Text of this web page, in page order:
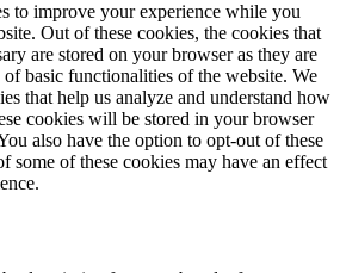
to improve your experience while you
Out of these cookies, the cookies that
are stored on your browser as they are
basic functionalities of the website. We
that help us analyze and understand how
cookies will be stored in your browser
also have the option to opt-out of these
some of these cookies may have an effect